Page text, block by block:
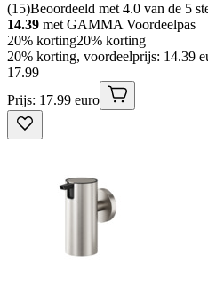
(15)Beoordeeld met 4.0 van de 5
14.39 met GAMMA Voordeelpas
20% korting20% korting
20% korting, voordeelprijs: 14.39
17.99
Prijs: 17.99 euro